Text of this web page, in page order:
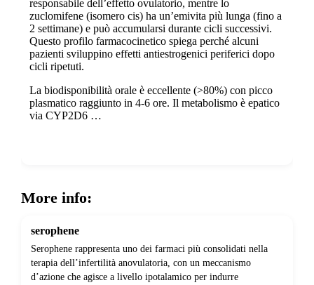
responsabile dell’effetto ovulatorio, mentre lo
zuclomifene (isomero cis) ha un’emivita più lunga (fino a
2 settimane) e può accumularsi durante cicli successivi.
Questo profilo farmacocinetico spiega perché alcuni
pazienti sviluppino effetti antiestrogenici periferici dopo
cicli ripetuti.
La biodisponibilità orale è eccellente (>80%) con picco
plasmatico raggiunto in 4-6 ore. Il metabolismo è epatico
via CYP2D6 …
More info:
serophene
Serophene rappresenta uno dei farmaci più consolidati nella
terapia dell’infertilità anovulatoria, con un meccanismo
d’azione che agisce a livello ipotalamico per indurre